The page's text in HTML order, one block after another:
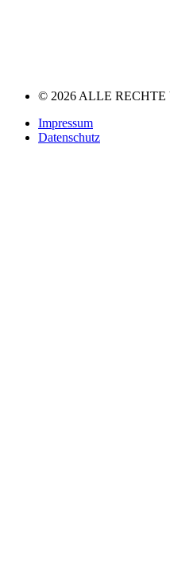
© 2026 ALLE
Impressum
Datenschutz